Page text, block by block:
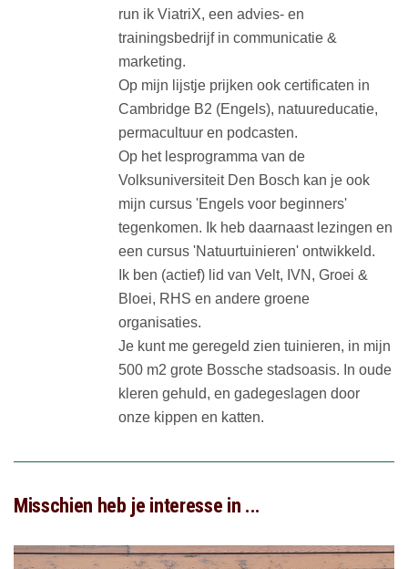
run ik ViatriX, een advies- en
trainingsbedrijf in communicatie &
marketing.
Op mijn lijstje prijken ook certificaten in
Cambridge B2 (Engels), natuureducatie,
permacultuur en podcasten.
Op het lesprogramma van de
Volksuniversiteit Den Bosch kan je ook
mijn cursus 'Engels voor beginners'
tegenkomen. Ik heb daarnaast lezingen en
een cursus 'Natuurtuinieren' ontwikkeld.
Ik ben (actief) lid van Velt, IVN, Groei &
Bloei, RHS en andere groene
organisaties.
Je kunt me geregeld zien tuinieren, in mijn
500 m2 grote Bossche stadsoasis. In oude
kleren gehuld, en gadegeslagen door
onze kippen en katten.
Misschien heb je interesse in ...